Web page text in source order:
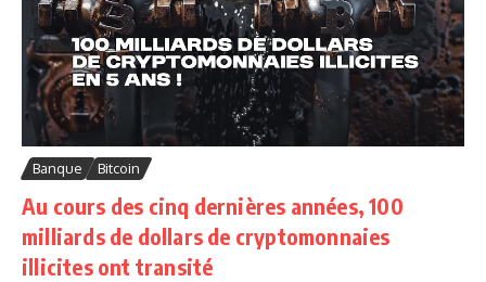
Banque Bitcoin
Au cours des cinq dernières années, 100
milliards de dollars de cryptomonnaies
illicites ont transité